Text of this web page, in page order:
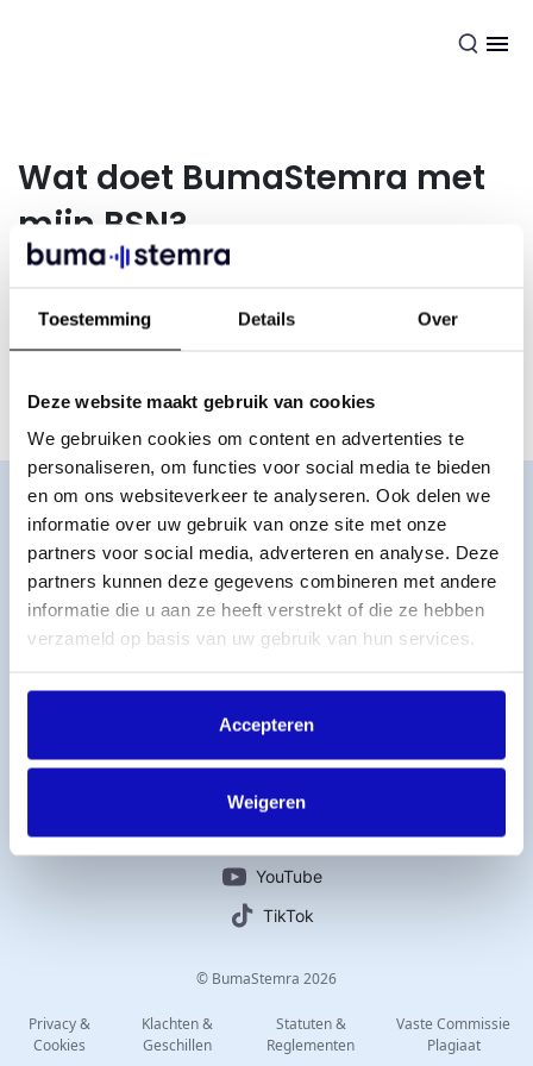
Toestemming Details Over
Deze website maakt gebruik van cookies
We gebruiken cookies om content en advertenties te
personaliseren, om functies voor social media te bieden
en om ons websiteverkeer te analyseren. Ook delen we
informatie over uw gebruik van onze site met onze
partners voor social media, adverteren en analyse. Deze
partners kunnen deze gegevens combineren met andere
informatie die u aan ze heeft verstrekt of die ze hebben
verzameld op basis van uw gebruik van hun services.
Accepteren
Weigeren
Wat doet BumaStemra met
mijn BSN?
BumaStemra is vanaf uiterlijk 31 januari 2023 verplicht om
Burgerservicenummers (BSN) aan de Belastingdienst door
Word lid
MijnBumaStemra
Licentie afsluiten
Titelcatalogus
Veelgestelde vragen
Contact
Connect with us
Instagram
LinkedIn
YouTube
TikTok
© BumaStemra 2026
Privacy &
Cookies
Klachten &
Geschillen
Statuten &
Reglementen
Vaste Commissie
Plagiaat